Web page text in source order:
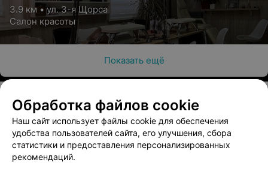
покрытие
Цена по запросу
Придание формы ногтевой пластине
(выравнивание ногтей)
Цена по запросу
Полировка ногтей
Цена по запросу
3.9 км • ул. 3-я Щорса
Салон красоты
Показать ещё
О проекте Новости проекта
Размещение рекламы
Публичный договор
Пользовательское соглашение
Обработка файлов cookie
Наш сайт использует файлы cookie для обеспечения
удобства пользователей сайта, его улучшения, сбора
статистики и предоставления персонализированных
рекомендаций.